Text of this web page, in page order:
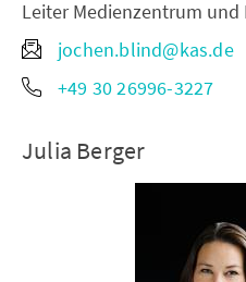
Leiter Medienzentrum und
jochen.blind@kas.de
+49 30 26996-3227
Julia Berger